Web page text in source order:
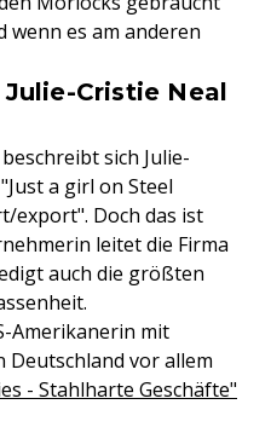
wenn es am anderen
Cristie Neal
sich Julie-
a girl on Steel
export". Doch das ist
leitet die Firma
auch die größten
Amerikanerin mit
Deutschland vor allem
- Stahlharte Geschäfte"